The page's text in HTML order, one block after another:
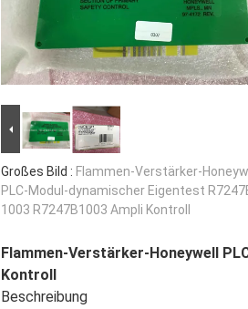
Großes Bild : Flammen-Verstärker-
PLC-Modul-dynamischer Eigentest
1003 R7247B1003 Ampli Kontroll
Flammen-Verstärker-Honeywell
Kontroll
Beschreibung